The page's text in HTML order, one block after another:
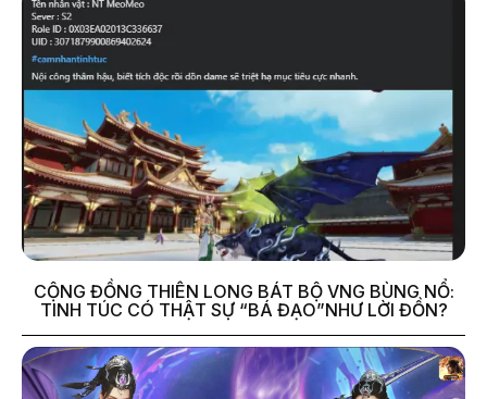
CỘNG ĐỒNG THIÊN LONG BÁT BỘ VNG BÙNG NỔ:
TINH TÚC CÓ THẬT SỰ “BÁ ĐẠO”NHƯ LỜI ĐỒN?